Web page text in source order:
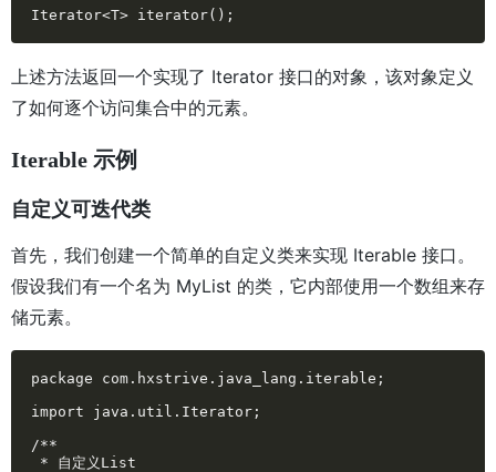
Iterator<T> iterator();
上述方法返回一个实现了 Iterator 接口的对象，该对象定义
了如何逐个访问集合中的元素。
Iterable 示例
自定义可迭代类
首先，我们创建一个简单的自定义类来实现 Iterable 接口。
假设我们有一个名为 MyList 的类，它内部使用一个数组来存
储元素。
package com.hxstrive.java_lang.iterable;
import java.util.Iterator;
/**
* 自定义List